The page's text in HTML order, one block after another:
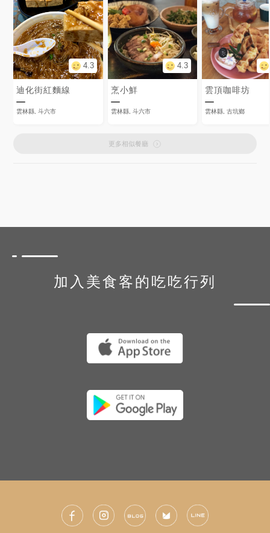
4.3
迪化街紅麵線
雲林縣, 斗六市
4.3
烹小鮮
雲林縣, 斗六市
雲頂咖啡坊
雲林縣, 古坑鄉
更多相似餐廳
加入美食客的吃吃行列